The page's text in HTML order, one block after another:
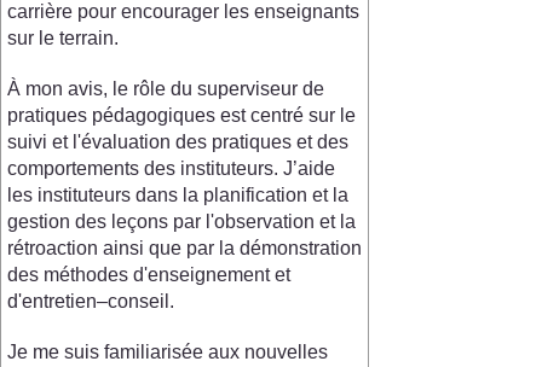
carrière pour encourager les enseignants
sur le terrain.
À mon avis, le rôle du superviseur de
pratiques pédagogiques est centré sur le
suivi et l'évaluation des pratiques et des
comportements des instituteurs. J’aide
les instituteurs dans la planification et la
gestion des leçons par l'observation et la
rétroaction ainsi que par la démonstration
des méthodes d'enseignement et
d'entretien–conseil.
Je me suis familiarisée aux nouvelles